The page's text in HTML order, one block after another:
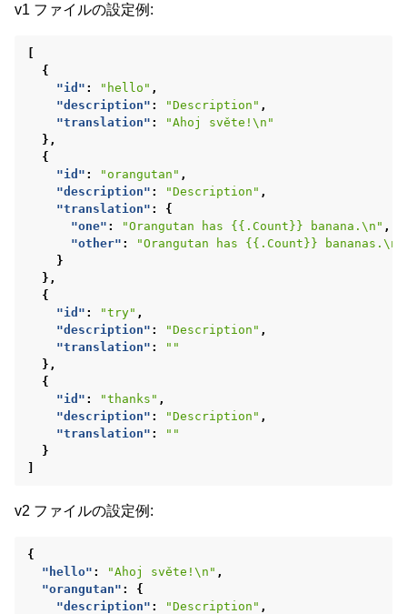
v1 ファイルの設定例:
[
{
"id" : "hello" ,
"description" : "Description" ,
"translation" :
"Ahoj světe!\n"
},
{
"id" : "orangutan" ,
"description" : "Description" ,
"translation" :
{
"one" : "Orangutan has {{.Count}} banana.\n" ,
"other" :
"Orangutan has {{.Count}} bananas.\n"
}
},
{
"id" : "try" ,
"description" : "Description" ,
"translation" :
""
},
{
"id" : "thanks" ,
"description" : "Description" ,
"translation" :
""
}
]
v2 ファイルの設定例:
{
"hello" : "Ahoj světe!\n" ,
"orangutan" :
{
"description" : "Description" ,